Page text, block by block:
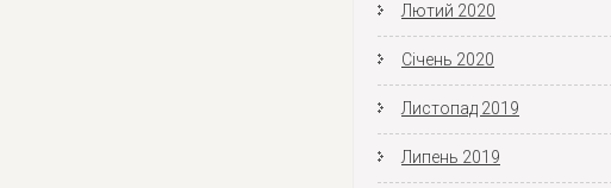
Лютий 2020
Січень 2020
Листопад 2019
Липень 2019